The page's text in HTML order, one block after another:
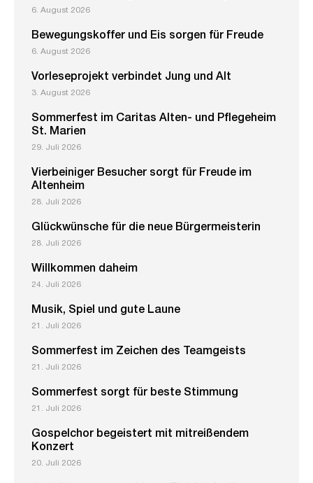
6. August 2026
Bewegungskoffer und Eis sorgen für Freude
6. August 2026
Vorleseprojekt verbindet Jung und Alt
3. August 2026
Sommerfest im Caritas Alten- und Pflegeheim
St. Marien
29. Juli 2026
Vierbeiniger Besucher sorgt für Freude im
Altenheim
28. Juli 2026
Glückwünsche für die neue Bürgermeisterin
28. Juli 2026
Willkommen daheim
24. Juli 2026
Musik, Spiel und gute Laune
21. Juli 2026
Sommerfest im Zeichen des Teamgeists
21. Juli 2026
Sommerfest sorgt für beste Stimmung
21. Juli 2026
Gospelchor begeistert mit mitreißendem
Konzert
20. Juli 2026